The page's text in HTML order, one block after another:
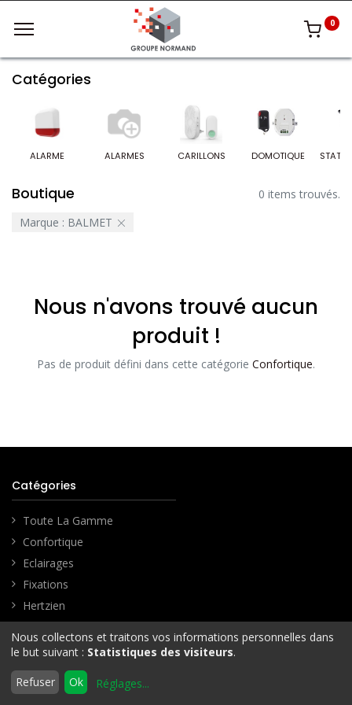
Filtres
Accueil Rechercher
0
Catégories
ALARME ALARMES CARILLONS DOMOTIQUE
Boutique
0 items trouvés.
Marque : BALMET
Nous n'avons trouvé aucun
produit !
Pas de produit défini dans cette catégorie Confortique.
Catégories
Toute La Gamme
Confortique
Eclairages
Fixations
Hertzien
Jardin
Petit Son
Satellite
Nous collectons et traitons vos informations personnelles dans
le but suivant : Statistiques des visiteurs.
Refuser Ok Réglages...